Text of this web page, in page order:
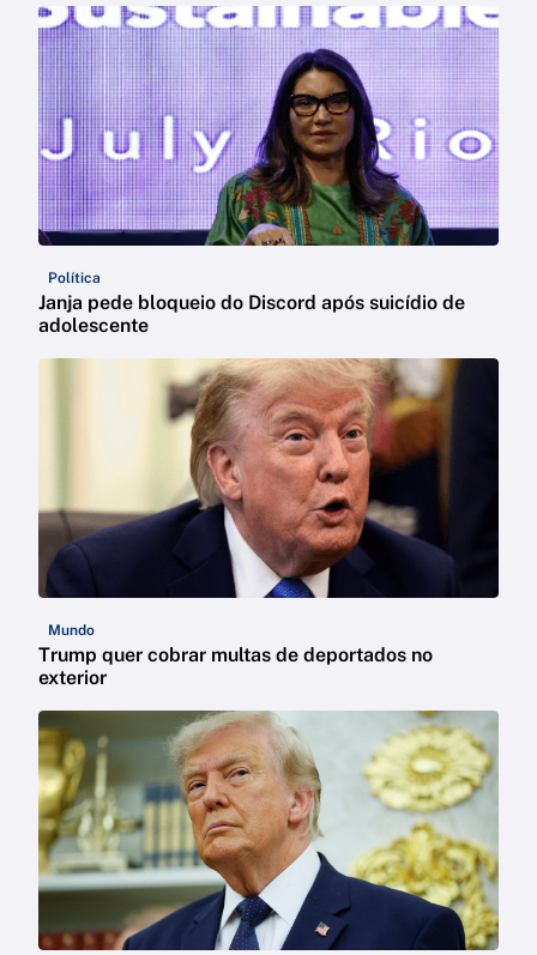
Política
Janja pede bloqueio do Discord após suicídio de
adolescente
Mundo
Trump quer cobrar multas de deportados no
exterior